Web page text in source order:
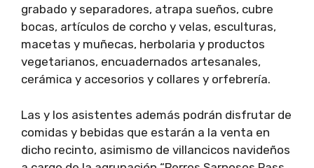
grabado y separadores, atrapa sueños, cubre
bocas, artículos de corcho y velas, esculturas,
macetas y muñecas, herbolaria y productos
vegetarianos, encuadernados artesanales,
cerámica y accesorios y collares y orfebrería.
Las y los asistentes además podrán disfrutar de
comidas y bebidas que estarán a la venta en
dicho recinto, asimismo de villancicos navideños